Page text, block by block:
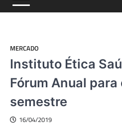
MERCADO
Instituto Ética
Fórum Anual
semestre
16/04/2019